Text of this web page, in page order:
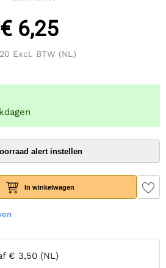
€ 6,25
Excl. BTW (NL)
alert instellen
In winkelwagen
€ 3,50 (NL)